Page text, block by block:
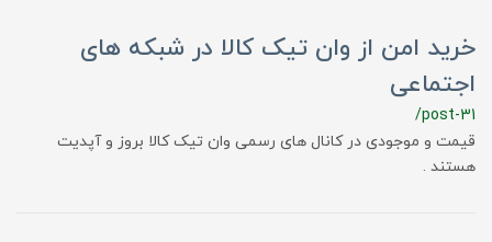
خرید امن از وان تیک کالا در شبکه های
اجتماعی
/post-31
قیمت و موجودی در کانال های رسمی وان تیک کالا بروز و آپدیت
هستند .